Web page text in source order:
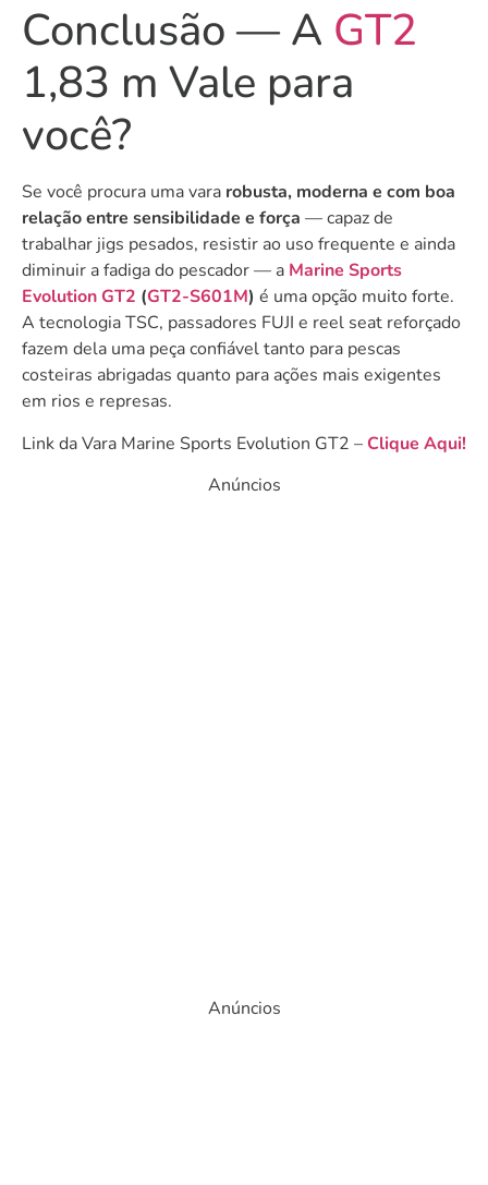
Conclusão — A GT2
1,83 m Vale para
você?
Se você procura uma vara robusta, moderna e com boa
relação entre sensibilidade e força — capaz de
trabalhar jigs pesados, resistir ao uso frequente e ainda
diminuir a fadiga do pescador — a Marine Sports
Evolution GT2 (GT2-S601M) é uma opção muito forte.
A tecnologia TSC, passadores FUJI e reel seat reforçado
fazem dela uma peça confiável tanto para pescas
costeiras abrigadas quanto para ações mais exigentes
em rios e represas.
Link da Vara Marine Sports Evolution GT2 –Clique Aqui!
Anúncios
Anúncios